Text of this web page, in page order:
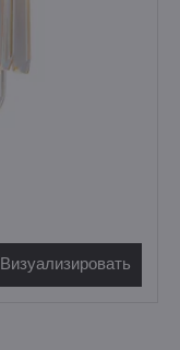
Визуализировать